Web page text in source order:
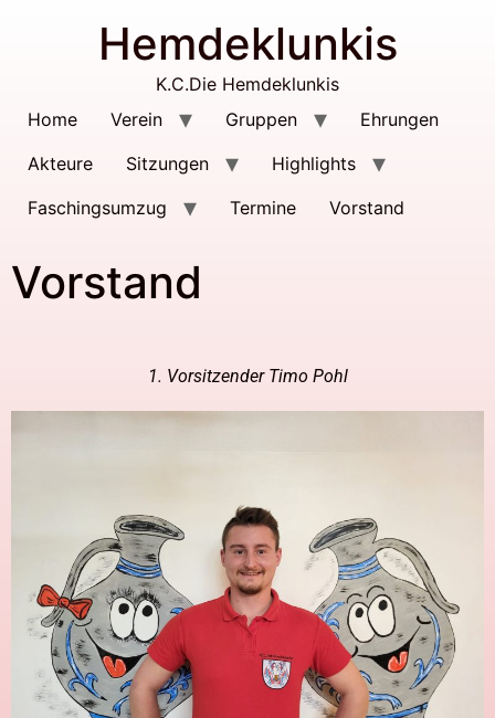
Hemdeklunkis
K.C.Die Hemdeklunkis
Home
Verein Gruppen
Ehrungen
Akteure
Sitzungen
Highlights
Faschingsumzug
Termine Vorstand
Vorstand
1. Vorsitzender Timo Pohl